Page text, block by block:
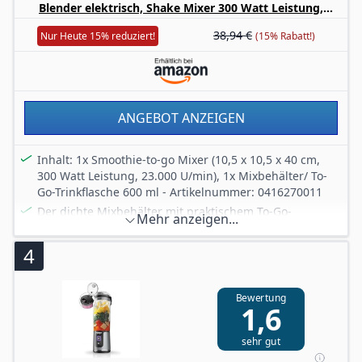
– entdecken Sie inspirierende, auf Sie zugeschnittene
Rezepte mit Schritt-für-Schritt-Anleitung
Lieferumfang: Standmixer, spülmaschinenfester
Kunststoffbehälter, mobile Trinkflasche
Blender elektrisch, Shake Mixer 300 Watt Leistung,
Tritan-Kunststoff Flasche 600ml, auslaufsicherer
Schraubdeckel, rutschfeste Füße, Silber/Schwarz
Nur Heute 15% reduziert! 38,94 € (15% Rabatt!)
ANGEBOT ANZEIGEN
Inhalt: 1x Smoothie-to-go Mixer (10,5 x 10,5 x 40 cm,
300 Watt Leistung, 23.000 U/min), 1x Mixbehälter/ To-
Go-Trinkflasche 600 ml - Artikelnummer: 0416270011
Der dichte Mixbehälter mit praktischem To-Go-
Trinkdeckel hat eine Skala und ist aus TRITAN-
Kunststoff. Alle abnehmbaren Teile sind
Mit dem 4-flügligen Edelstahlmesser und den
leistungsstarken Motor kann der als Smoothie Maker
oder Shake Mixer zur einfachen Zubereitung von
Frucht-Smoothies oder Shakes eingesetzt werden
Ideal geeignet zum Mixen und Zerkleinern von Nüssen
Mehr anzeigen...
4
Bewertung
1,6
sehr gut